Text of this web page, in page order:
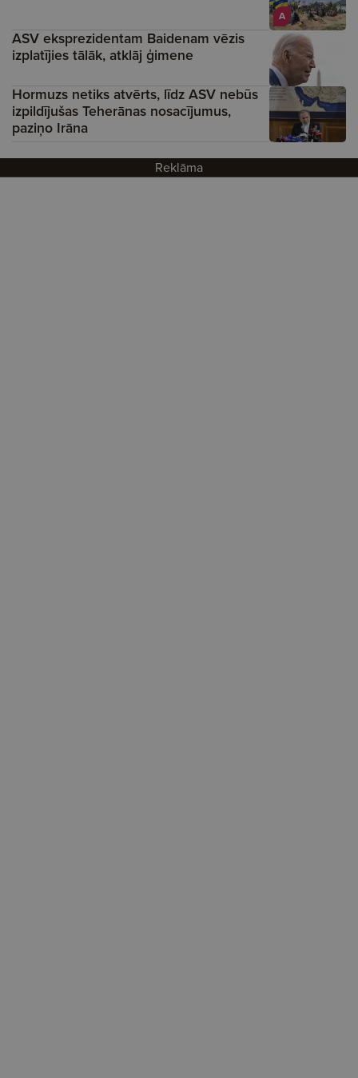
A
ASV eksprezidentam Baidenam vēzis
izplatījies tālāk, atklāj ģimene
Hormuzs netiks atvērts, līdz ASV nebūs
izpildījušas Teherānas nosacījumus,
paziņo Irāna
Reklāma